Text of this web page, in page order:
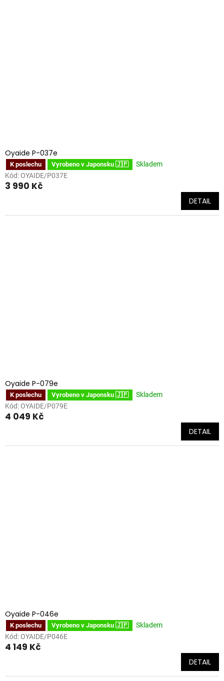
Oyaide P-037e
K poslechu Vyrobeno v Japonsku 🇯🇵
Skladem
Kód: OYAIDE/P037E
3 990 Kč
DETAIL
Oyaide P-079e
K poslechu Vyrobeno v Japonsku 🇯🇵
Skladem
Kód: OYAIDE/P079E
4 049 Kč
DETAIL
Oyaide P-046e
K poslechu Vyrobeno v Japonsku 🇯🇵
Skladem
Kód: OYAIDE/P046E
4 149 Kč
DETAIL